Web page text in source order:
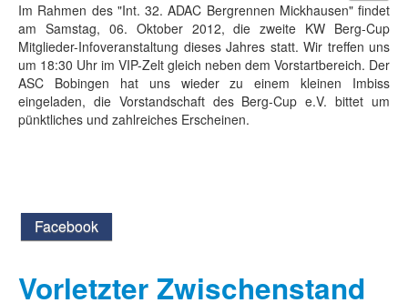
Im Rahmen des "Int. 32. ADAC Bergrennen Mickhausen" findet
am Samstag, 06. Oktober 2012, die zweite KW Berg-Cup
Mitglieder-Infoveranstaltung dieses Jahres statt. Wir treffen uns
um 18:30 Uhr im VIP-Zelt gleich neben dem Vorstartbereich. Der
ASC Bobingen hat uns wieder zu einem kleinen Imbiss
eingeladen, die Vorstandschaft des Berg-Cup e.V. bittet um
pünktliches und zahlreiches Erscheinen.
Facebook
Vorletzter Zwischenstand